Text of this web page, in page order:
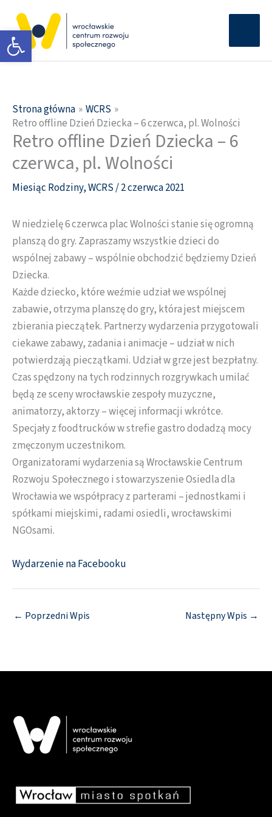
Otwórz pasek narzędzi
treści
Strona główna
WCRS
Retro offline Dzień Dziecka – 6 czerwca, pl. Wolności
Retro offline Dzień Dziecka – 6
czerwca, pl. Wolności
Miesiąc Rodziny,WCRS/2 czerwca 2021
W niedzielę 6 czerwca plac Wolności stanie się ogromną
planszą do gry. Zapraszamy wszystkie dzieci do
wspólnej zabawy – wspólnie obchodzić będziemy Dzień
Dziecka.
Każde dziecko, które weźmie udział we wspólnej
zabawie, otrzyma planszę do gry, która jest miejscem
zbierania pieczątek. Partnerzy wydarzenia przygotowali
ciekawe zabawy, zadania i animacje – udział w nich
potwierdzają pieczątkami. Udział w grze jest bezpłatny.
Czas spędzony na tych rodzinnych rozgrywkach umilać
będą ze sceny wrocławskie zespoły muzyczne,
animatorzy, aktorzy – więcej informacji wkrótce.
Specjały z foodtrucków w strefie gastro dodadzą mocy
zmęczonym uczestnikom.
Organizatorami wydarzenia są Wrocławskie Centrum
Rozwoju Społecznego i stowarzyszenie Osiedla dla
Wrocławia we współpracy z parterami – jednostkami i
spółkami miejskimi, radami osiedli, wrocławskimi
NGOsami.
Wydarzenie na Facebooku
← Poprzedni Wpis Następny Wpis →